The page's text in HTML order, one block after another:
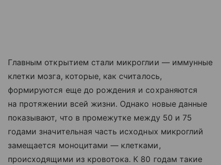
Главным открытием стали микроглии — иммунные
клетки мозга, которые, как считалось,
формируются еще до рождения и сохраняются
на протяжении всей жизни. Однако новые данные
показывают, что в промежутке между 50 и 75
годами значительная часть исходных микроглий
замещается моноцитами — клетками,
происходящими из кровотока. К 80 годам такие